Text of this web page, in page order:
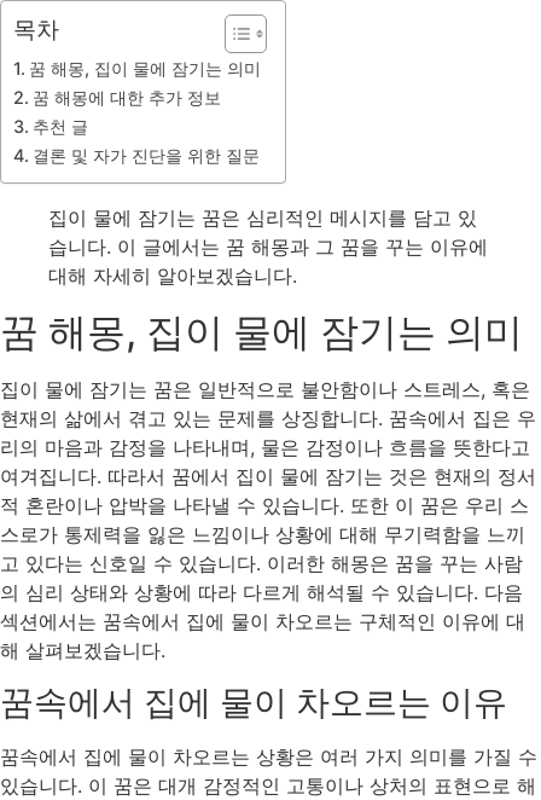
목차
꿈 해몽, 집이 물에 잠기는 의미
꿈 해몽에 대한 추가 정보
추천 글
결론 및 자가 진단을 위한 질문
집이 물에 잠기는 꿈은 심리적인 메시지를 담고 있
습니다. 이 글에서는 꿈 해몽과 그 꿈을 꾸는 이유에
대해 자세히 알아보겠습니다.
꿈 해몽, 집이 물에 잠기는 의미
집이 물에 잠기는 꿈은 일반적으로 불안함이나 스트레스, 혹은
현재의 삶에서 겪고 있는 문제를 상징합니다. 꿈속에서 집은 우
리의 마음과 감정을 나타내며, 물은 감정이나 흐름을 뜻한다고
여겨집니다. 따라서 꿈에서 집이 물에 잠기는 것은 현재의 정서
적 혼란이나 압박을 나타낼 수 있습니다. 또한 이 꿈은 우리 스
스로가 통제력을 잃은 느낌이나 상황에 대해 무기력함을 느끼
고 있다는 신호일 수 있습니다. 이러한 해몽은 꿈을 꾸는 사람
의 심리 상태와 상황에 따라 다르게 해석될 수 있습니다. 다음
섹션에서는 꿈속에서 집에 물이 차오르는 구체적인 이유에 대
해 살펴보겠습니다.
꿈속에서 집에 물이 차오르는 이유
꿈속에서 집에 물이 차오르는 상황은 여러 가지 의미를 가질 수
있습니다. 이 꿈은 대개 감정적인 고통이나 상처의 표현으로 해